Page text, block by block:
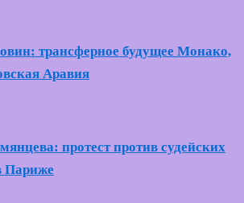
трансферное будущее Монако,
Аравия
протест против судейских
Париже